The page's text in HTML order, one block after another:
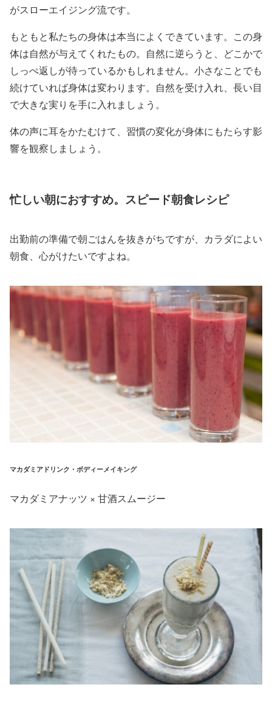
がスローエイジング流です。
もともと私たちの身体は本当によくできています。この身
体は自然が与えてくれたもの。自然に逆らうと、どこかで
しっぺ返しが待っているかもしれません。小さなことでも
続けていれば身体は変わります。自然を受け入れ、長い目
で大きな実りを手に入れましょう。
体の声に耳をかたむけて、習慣の変化が身体にもたらす影
響を観察しましょう。
忙しい朝におすすめ。スピード朝食レシピ
出勤前の準備で朝ごはんを抜きがちですが、カラダによい
朝食、心がけたいですよね。
マカダミアドリンク・ボディーメイキング
マカダミアナッツ × 甘酒スムージー